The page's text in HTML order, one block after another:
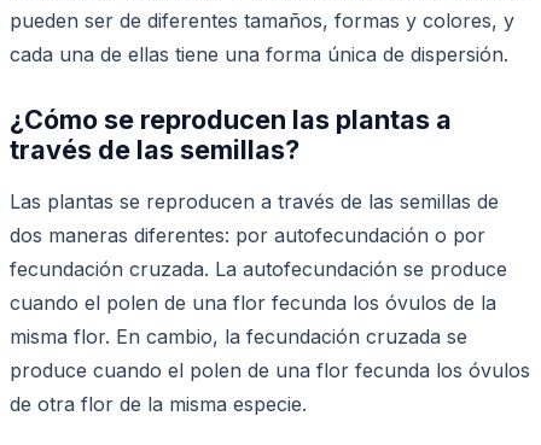
pueden ser de diferentes tamaños, formas y colores, y
cada una de ellas tiene una forma única de dispersión.
¿Cómo se reproducen las plantas a
través de las semillas?
Las plantas se reproducen a través de las semillas de
dos maneras diferentes: por autofecundación o por
fecundación cruzada. La autofecundación se produce
cuando el polen de una flor fecunda los óvulos de la
misma flor. En cambio, la fecundación cruzada se
produce cuando el polen de una flor fecunda los óvulos
de otra flor de la misma especie.